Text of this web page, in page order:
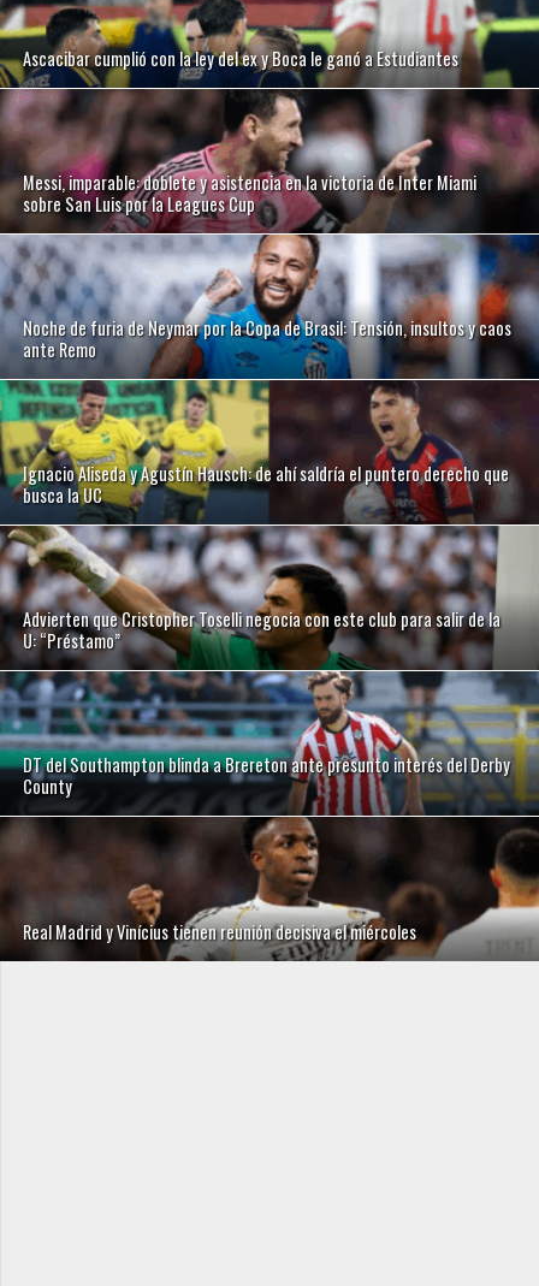
Ascacibar cumplió con la ley del ex y Boca le ganó a Estudiantes
Messi, imparable: doblete y asistencia en la victoria de Inter Miami
sobre San Luis por la Leagues Cup
Noche de furia de Neymar por la Copa de Brasil: Tensión, insultos y caos
ante Remo
Ignacio Aliseda y Agustín Hausch: de ahí saldría el puntero derecho que
busca la UC
Advierten que Cristopher Toselli negocia con este club para salir de la
U: “Préstamo”
DT del Southampton blinda a Brereton ante presunto interés del Derby
County
Real Madrid y Vinícius tienen reunión decisiva el miércoles